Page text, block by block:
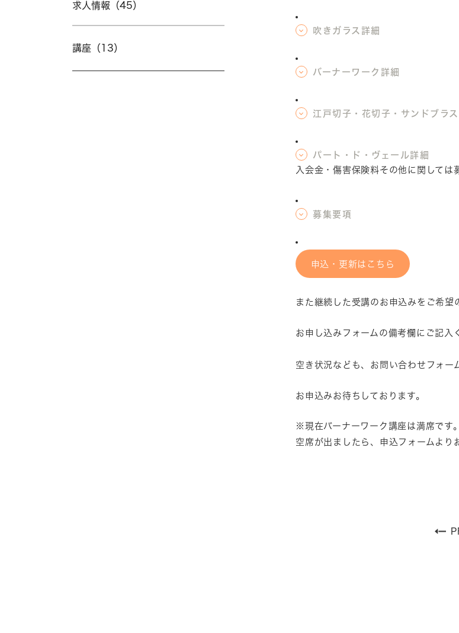
求人情報（45）
講座（13）
吹きガラス詳細
バーナーワーク詳細
江戸切子・花切子・サンドブラ
パート・ド・ヴェール詳細
入会金・傷害保険料その他に関しては
募集要項
申込・更新はこちら
また継続した受講のお申込みをご希望
お申し込みフォームの備考欄にご記入
空き状況なども、お問い合わせフォー
お申込みお待ちしております。
※現在バーナーワーク講座は満席です
空席が出ましたら、申込フォームより